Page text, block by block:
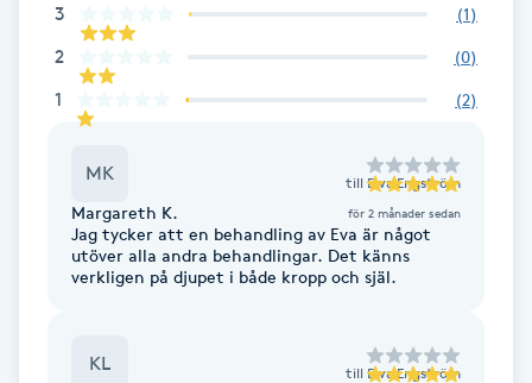
Cryoterapi
Damklippning
Diamantslipning
Enzympeeling
3 (1)
2 (0)
1 (2)
MK till Ewa Engström
Margareth K. för 2 månader sedan
Jag tycker att en behandling av Eva är något
utöver alla andra behandlingar. Det känns
verkligen på djupet i både kropp och själ.
KL till Ewa Engström